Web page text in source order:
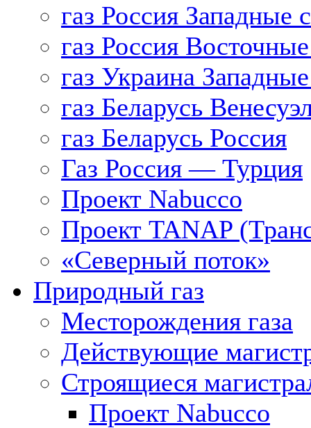
газ Россия Западные
газ Россия
газ Украина
газ Беларусь
газ Беларусь Россия
Газ Россия — Турция
Проект Nabucco
Проект TANAP
«Северный поток»
Природный газ
Месторождения газа
Действующие
Строящиеся
Проект Nabucco